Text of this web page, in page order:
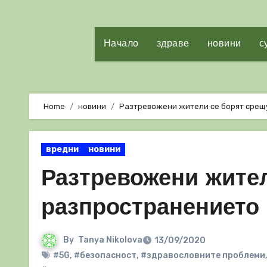
Начало здраве новини
Home новини Разтревожени жители се борят
вредни новини
Разтревожени
разпространението
By Tanya Nikolova
13/09/2020
#5G, #безопасност, #здравословните проблеми